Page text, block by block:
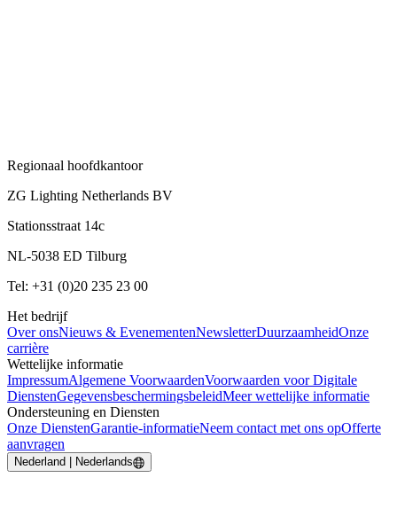
Regionaal hoofdkantoor
ZG Lighting Netherlands BV
Stationsstraat 14c
NL-5038 ED Tilburg
Tel: +31 (0)20 235 23 00
Het bedrijf
Over onsNieuws & EvenementenNewsletterDuurzaamheidOnze
carrière
Wettelijke informatie
ImpressumAlgemene VoorwaardenVoorwaarden voor Digitale
DienstenGegevensbeschermingsbeleidMeer wettelijke informatie
Ondersteuning en Diensten
Onze DienstenGarantie-informatieNeem contact met ons opOfferte
aanvragen
Nederland | Nederlands